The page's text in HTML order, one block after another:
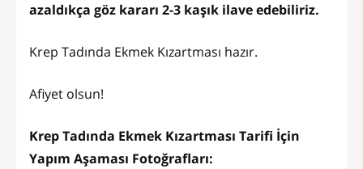
azaldıkça göz kararı 2-3 kaşık ilave edebiliriz.
Krep Tadında Ekmek Kızartması hazır.
Afiyet olsun!
Krep Tadında Ekmek Kızartması Tarifi İçin
Yapım Aşaması Fotoğrafları: